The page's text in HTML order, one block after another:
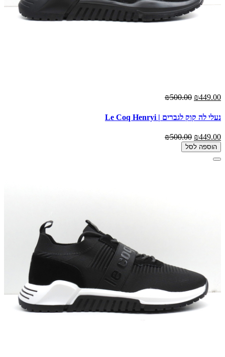
₪449.00
₪500.00
נעלי לה קוק לגברים | Le Coq Henryi
₪449.00
₪500.00
הוספה לסל